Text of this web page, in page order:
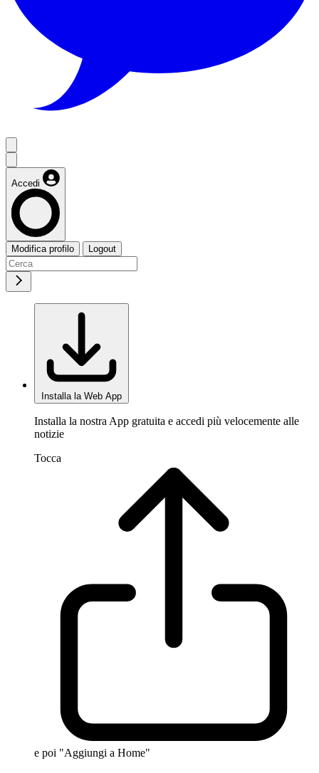
Accedi
Modifica profilo Logout
Installa la Web App
Installa la nostra App gratuita e accedi più velocemente alle
notizie
Tocca
e poi "Aggiungi a Home"